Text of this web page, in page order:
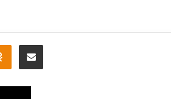
Одноклассники
Поделиться через электронную почту